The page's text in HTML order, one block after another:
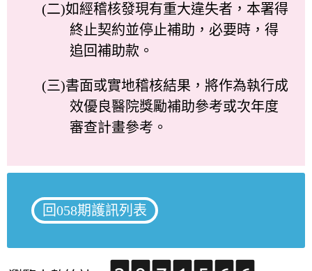
(二)如經稽核發現有重大違失者，本署得
終止契約並停止補助，必要時，得
追回補助款。
(三)書面或實地稽核結果，將作為執行成
效優良醫院獎勵補助參考或次年度
審查計畫參考。
回058期護訊列表